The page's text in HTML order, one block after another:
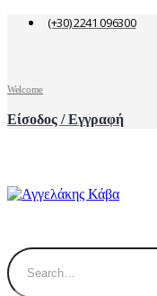
(+30) 2241 096300
Welcome
Είσοδος / Εγγραφή